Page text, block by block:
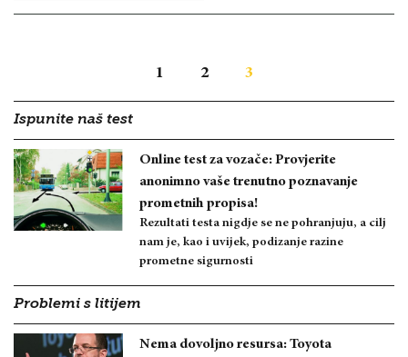
1 2 3
Ispunite naš test
Online test za vozače: Provjerite
anonimno vaše trenutno poznavanje
prometnih propisa!
Rezultati testa nigdje se ne pohranjuju, a cilj
nam je, kao i uvijek, podizanje razine
prometne sigurnosti
Problemi s litijem
Nema dovoljno resursa: Toyota